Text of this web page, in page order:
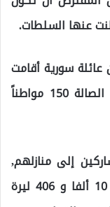
عنها السلطات.
سورية أقامت
حفل زفاف بداخلها, وكان يتواجد داخل الصالة 150 مواطناً
إلى منازلهم,
وتم تنظيم غرامة مالية كبيرة وقدرها 10 ألفا و 406 ليرة